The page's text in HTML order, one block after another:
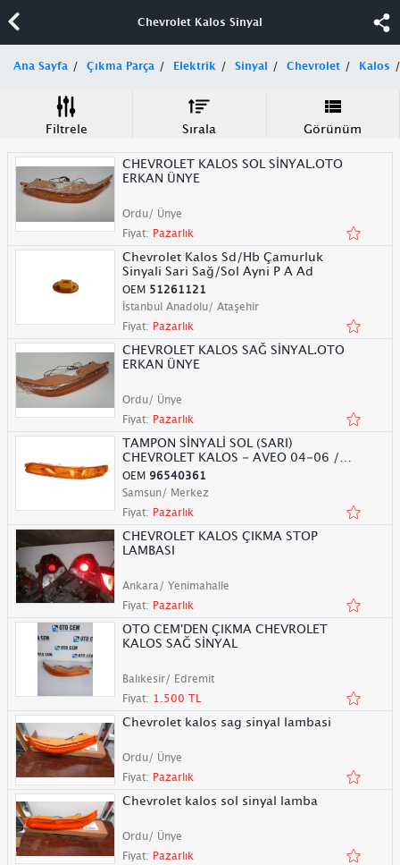
Chevrolet Kalos Sinyal
Ana Sayfa Çıkma Parça Elektrik Sinyal Chevrolet Kalos
Filtrele Sırala Görünüm
CHEVROLET KALOS SOL SİNYAL.OTO
ERKAN ÜNYE
Ordu/ Ünye
Fiyat: Pazarlık
Chevrolet Kalos Sd/Hb Çamurluk
Sinyali Sari Sağ/Sol Ayni P A Ad
OEM 51261121
İstanbul Anadolu/ Ataşehir
Fiyat: Pazarlık
CHEVROLET KALOS SAĞ SİNYAL.OTO
ERKAN ÜNYE
Ordu/ Ünye
Fiyat: Pazarlık
TAMPON SİNYALİ SOL (SARI)
CHEVROLET KALOS - AVEO 04-06 /
96540361
OEM 96540361
Samsun/ Merkez
Fiyat: Pazarlık
CHEVROLET KALOS ÇIKMA STOP
LAMBASI
Ankara/ Yenimahalle
Fiyat: Pazarlık
OTO CEM'DEN ÇIKMA CHEVROLET
KALOS SAĞ SİNYAL
Balıkesir/ Edremit
Fiyat: 1.500 TL
Chevrolet kalos sag sinyal lambasi
Ordu/ Ünye
Fiyat: Pazarlık
Chevrolet kalos sol sinyal lamba
Ordu/ Ünye
Fiyat: Pazarlık